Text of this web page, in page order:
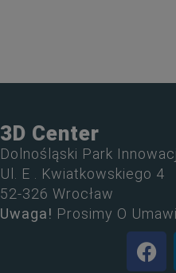
3D Center
Dolnośląski Park
Ul. E . Kwiatkowskiego 4
52-326 Wrocław
Uwaga! Prosimy O